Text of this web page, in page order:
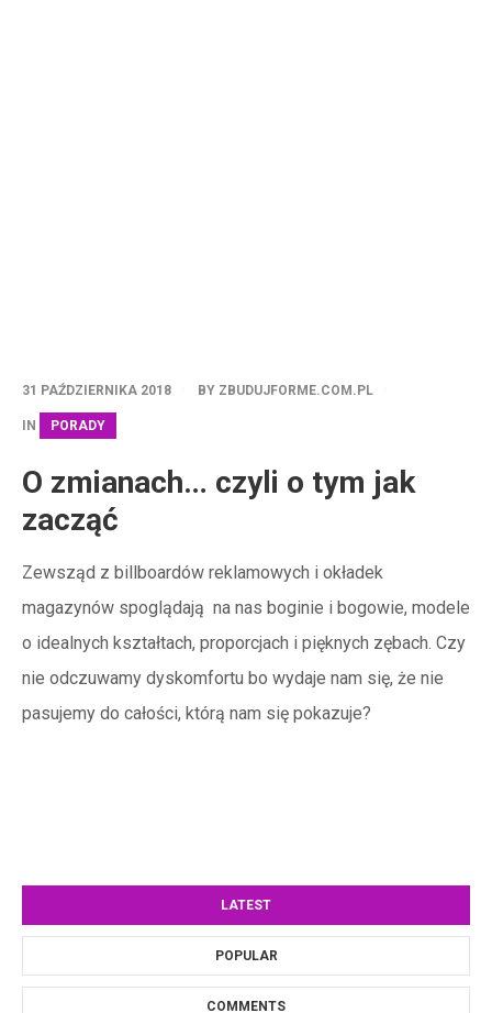
31 PAŹDZIERNIKA 2018 BY ZBUDUJFORME.COM.PL
IN PORADY
O zmianach… czyli o tym jak
zacząć
Zewsząd z billboardów reklamowych i okładek
magazynów spoglądają na nas boginie i bogowie, modele
o idealnych kształtach, proporcjach i pięknych zębach. Czy
nie odczuwamy dyskomfortu bo wydaje nam się, że nie
pasujemy do całości, którą nam się pokazuje?
LATEST
POPULAR
COMMENTS